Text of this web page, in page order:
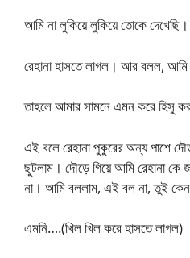
আমি না লুকিয়ে লুকিয়ে তোকে দেখেছি।
রেহানা হাসতে লাগল। আর বলল, আমি
তাহলে আমার সামনে এমন করে হিসু
এই বলে রেহানা পুকুরের অন্য পাশে
ছুটলাম। দৌড়ে গিয়ে আমি রেহানা
না। আমি বললাম, এই বল না, তুই কেন
এমনি….(খিল খিল করে হাসতে লাগল)